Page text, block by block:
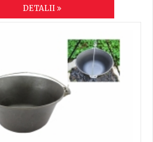
DETALII